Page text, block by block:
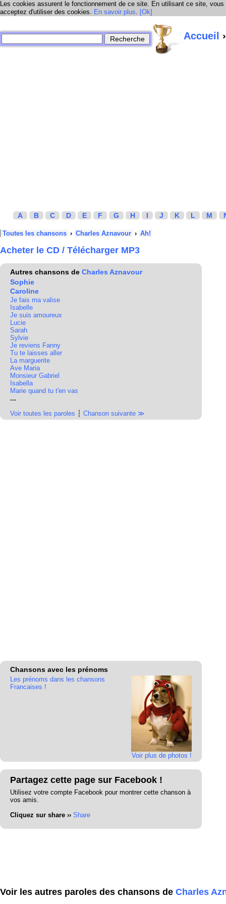
Les cookies assurent le fonctionnement de ce site. En utilisant ce site, vous
acceptez d'utiliser des cookies. En savoir plus. [Ok]
Accueil
A B C D E F G H I J K L M
Toutes les chansons › Charles Aznavour › Ah!
Acheter le CD / Télécharger MP3
Autres chansons de Charles Aznavour
Sophie
Caroline
Je fais ma valise
Isabelle
Je suis amoureux
Lucie
Sarah
Sylvie
Je reviens Fanny
Tu te laisses aller
La marguerite
Ave Maria
Monsieur Gabriel
Isabella
Marie quand tu t'en vas
...
Voir toutes les paroles ┆ Chanson suivante ≫
Chansons avec les prénoms
Voir plus de photos !
Les prénoms dans les chansons
Francaises !
Partagez cette page sur Facebook !
Utilisez votre compte Facebook pour montrer cette chanson à
vos amis.
Cliquez sur share ›› Share
Voir les autres paroles des chansons de Charles